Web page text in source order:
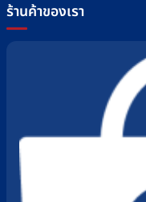
ร้านค้าของเรา